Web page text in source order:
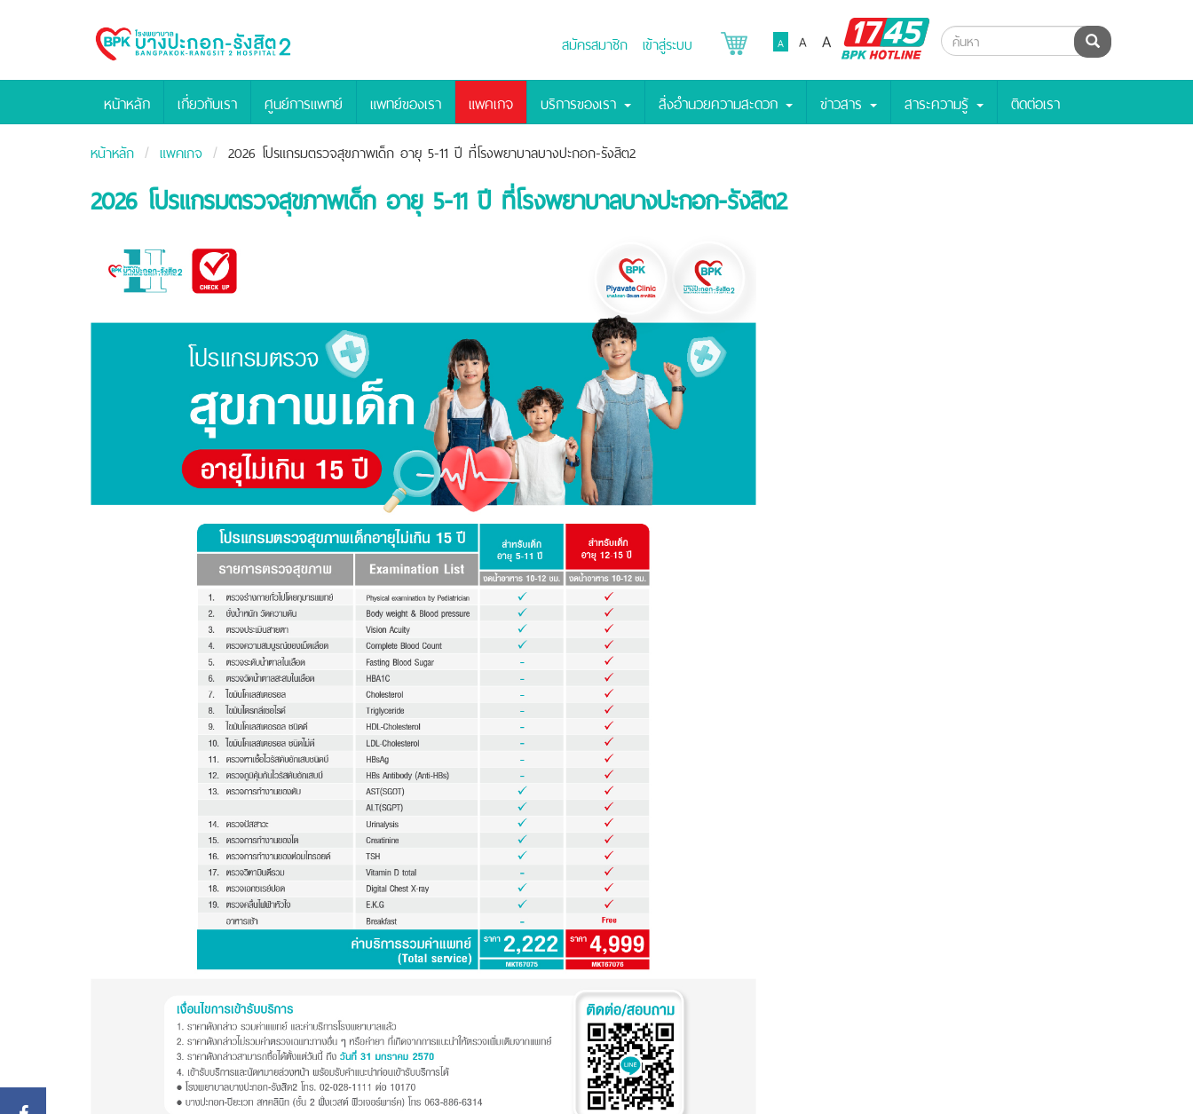
Bangpakok
Hospital
สมัครสมาชิก เข้าสู่ระบบ A A A
BPK
Hotline
ค้นหา
หน้าหลัก เกี่ยวกับเรา ศูนย์การแพทย์ แพทย์ของเรา แพคเกจ บริการของเรา สิ่งอำนวยความสะดวก ข่าวสาร สาระความรู้ ติดต่อเรา
หน้าหลัก แพคเกจ 2026 โปรแกรมตรวจสุขภาพเด็ก อายุ 5-11 ปี ที่โรงพยาบาลบางปะกอก-รังสิต2
2026 โปรแกรมตรวจสุขภาพเด็ก อายุ 5-11 ปี ที่โรงพยาบาลบางปะกอก-รังสิต2